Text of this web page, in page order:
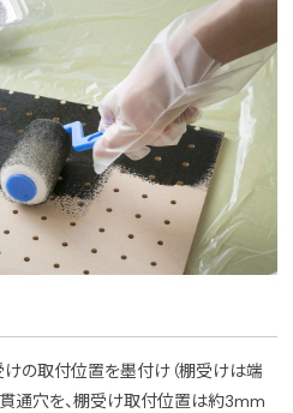
の取付位置を墨付け（棚受けは端
通穴を、棚受け取付位置は約3mm